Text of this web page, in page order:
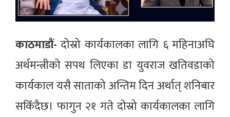
काठमाडौं- दोस्रो कार्यकालका लागि ६ महिनाअघि
अर्थमन्त्रीको सपथ लिएका डा युवराज खतिवडाको
कार्यकाल यसै साताको अन्तिम दिन अर्थात् शनिबार
सकिँदैछ। फागुन २१ गते दोस्रो कार्यकालका लागि